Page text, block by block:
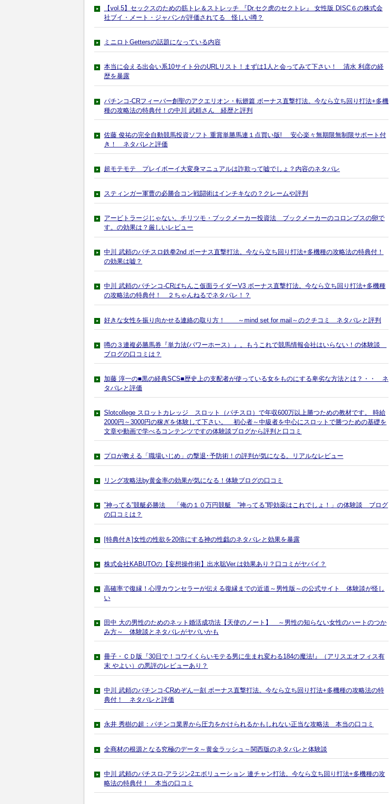
【vol.5】セックスのための筋トレ＆ストレッチ 『Dr.セク虎のセクトレ』 女性版 DISC６の株式会
社ブイ・メート・ジャパンが評価されてる 怪しい噂？
ミニロトGettersの話題になっている内容
本当に会える出会い系10サイト分のURLリスト！まずは1人と会ってみて下さい！ 清水 利彦の経
歴を暴露
パチンコ-CRフィーバー創聖のアクエリオン・転翅篇 ボーナス直撃打法。今なら立ち回り打法+多機
種の攻略法の特典付！の中川 武頼さん 経歴と評判
佐藤 俊祐の完全自動競馬投資ソフト 重賞単勝馬連１点買い版! 安心楽々無期限無制限サポート付
き！ ネタバレと評価
超モテモテ プレイボーイ大変身マニュアルは詐欺って嘘でしょ？内容のネタバレ
スティンガー軍曹の必勝合コン戦闘術はインチキなの？クレームや評判
アービトラージじゃない。チリツモ・ブックメーカー投資法 ブックメーカーのコロンブスの卵で
す。の効果は？厳しいレビュー
中川 武頼のパチスロ鉄拳2nd ボーナス直撃打法。今なら立ち回り打法+多機種の攻略法の特典付！
の効果は嘘？
中川 武頼のパチンコ-CRぱちんこ仮面ライダーV3 ボーナス直撃打法。今なら立ち回り打法+多機種
の攻略法の特典付！ ２ちゃんねるでネタバレ！？
好きな女性を振り向かせる連絡の取り方！ ～mind set for mail～のクチコミ ネタバレと評判
噂の３連複必勝馬券『単力法(パワーホース）』。もうこれで競馬情報会社はいらない！の体験談
ブログの口コミは？
加藤 淳一の■黒の経典SCS■歴史上の支配者が使っている女をものにする卑劣な方法とは？・・ ネ
タバレと評価
Slotcollege スロットカレッジ スロット（パチスロ）で年収600万以上勝つための教材です。 時給
2000円～3000円の稼ぎを体験して下さい。 初心者～中級者を中心にスロットで勝つための基礎を
文章や動画で学べるコンテンツですの体験談ブログから評判と口コミ
プロが教える「職場いじめ」の撃退･予防術！の評判が気になる。リアルなレビュー
リング攻略法by黄金率の効果が気になる！体験ブログの口コミ
”神ってる”競艇必勝法 「俺の１０万円競艇 ”神ってる”即効薬はこれでしょ！」の体験談 ブログ
の口コミは？
[特典付き]女性の性欲を20倍にする神の性戯のネタバレと効果を暴露
株式会社KABUTOの【妄想操作術】出水聡Ver.は効果あり？口コミがヤバイ？
高確率で復縁！心理カウンセラーが伝える復縁までの近道～男性版～の公式サイト 体験談が怪し
い
田中 大の男性のためのネット婚活成功法【天使のノート】 ～男性の知らない女性のハートのつか
み方～ 体験談とネタバレがヤバいかも
冊子・ＣＤ版『30日で！コワイくらいモテる男に生まれ変わる184の魔法!』（アリスエオフィス有
末 やよい）の悪評のレビューあり？
中川 武頼のパチンコ-CRめぞん一刻 ボーナス直撃打法。今なら立ち回り打法+多機種の攻略法の特
典付！ ネタバレと評価
永井 秀樹の超：パチンコ業界から圧力をかけられるかもしれない正当な攻略法 本当の口コミ
全商材の根源となる究極のデータ～黄金ラッシュ～関西版のネタバレと体験談
中川 武頼のパチスロ-アラジン2エボリューション 連チャン打法。今なら立ち回り打法+多機種の攻
略法の特典付！ 本当の口コミ